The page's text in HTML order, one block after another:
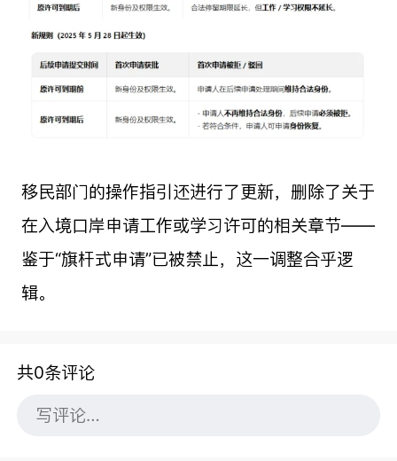
移民部门的操作指引还进行了更新，删除了关于
在入境口岸申请工作或学习许可的相关章节——
鉴于“旗杆式申请”已被禁止，这一调整合乎逻
辑。
共0条评论